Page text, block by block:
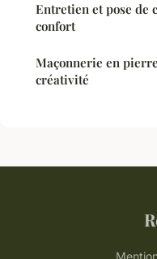
Entretien et pose de
confort
Maçonnerie en
créativité